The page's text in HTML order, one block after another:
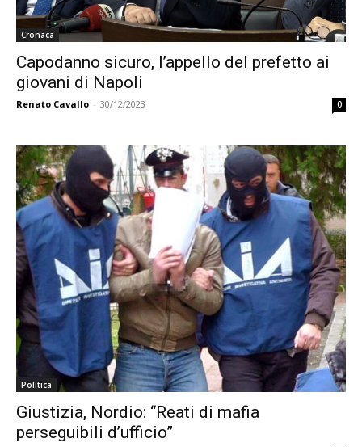
Cronaca
Capodanno sicuro, l’appello del prefetto ai
giovani di Napoli
Renato Cavallo - 30/12/2023 0
Politica
Giustizia, Nordio: “Reati di mafia
perseguibili d’ufficio”